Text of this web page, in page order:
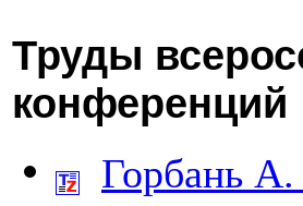
Труды
конференций
Горбань